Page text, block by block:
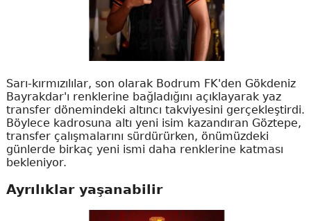
Sarı-kırmızılılar, son olarak Bodrum FK'den Gökdeniz
Bayrakdar'ı renklerine bağladığını açıklayarak yaz
transfer dönemindeki altıncı takviyesini gerçekleştirdi.
Böylece kadrosuna altı yeni isim kazandıran Göztepe,
transfer çalışmalarını sürdürürken, önümüzdeki
günlerde birkaç yeni ismi daha renklerine katması
bekleniyor.
Ayrılıklar yaşanabilir